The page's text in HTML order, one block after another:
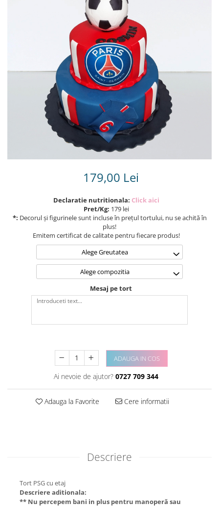
Torturi in frosting- crema pentru
Tortulețe 1.7 kg - 2 kg
179,00 Lei
Declaratie nutritionala: Click aici
Pret/Kg: 179 lei
*: Decorul și figurinele sunt incluse în prețul tortului, nu se achită în
plus!
Emitem certificat de calitate pentru fiecare produs!
Alege Greutatea
Alege compozitia
Mesaj pe tort
ADAUGA IN COS
Ai nevoie de ajutor? 0727 709 344
Adauga la Favorite Cere informatii
Descriere
Tort PSG cu etaj
Descriere aditionala:
** Nu percepem bani in plus pentru manoperă sau